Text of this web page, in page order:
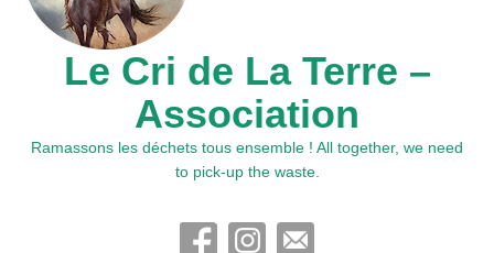
Le Cri de La Terre –
Association
Ramassons les déchets tous ensemble ! All together, we need
to pick-up the waste.